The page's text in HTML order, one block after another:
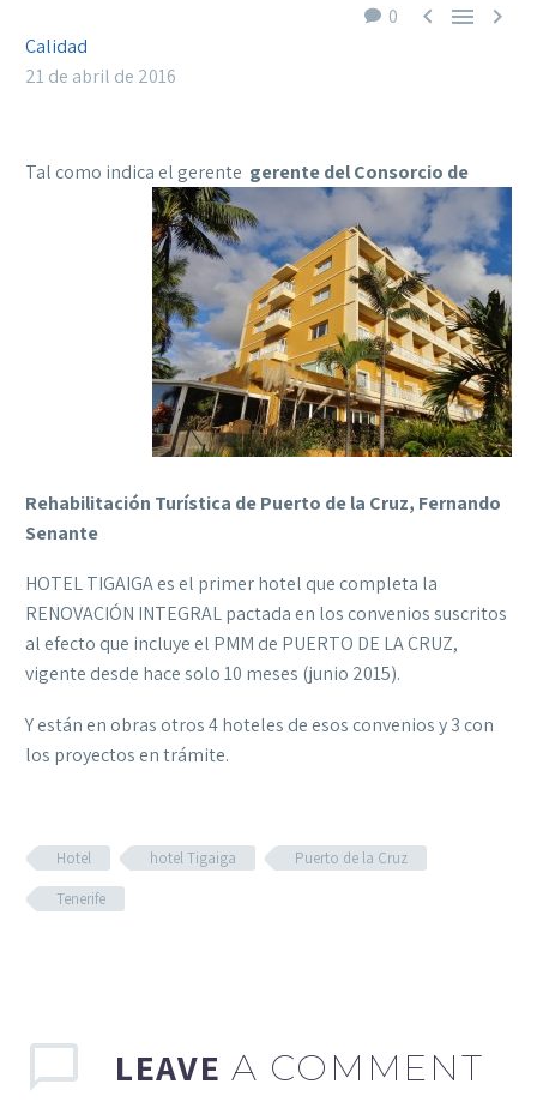
0   
Calidad
21 de abril de 2016
Tal como indica el gerente gerente del Consorcio de
Rehabilitación Turística de Puerto de la Cruz, Fernando
Senante
HOTEL TIGAIGA es el primer hotel que completa la
RENOVACIÓN INTEGRAL pactada en los convenios suscritos
al efecto que incluye el PMM de PUERTO DE LA CRUZ,
vigente desde hace solo 10 meses (junio 2015).
Y están en obras otros 4 hoteles de esos convenios y 3 con
los proyectos en trámite.
Hotel hotel Tigaiga
Puerto de la Cruz
Tenerife
LEAVE A COMMENT